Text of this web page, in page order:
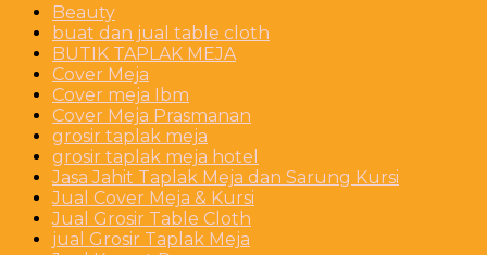
Beauty
buat dan jual table cloth
BUTIK TAPLAK MEJA
Cover Meja
Cover meja Ibm
Cover Meja Prasmanan
grosir taplak meja
grosir taplak meja hotel
Jasa Jahit Taplak Meja dan Sarung Kursi
Jual Cover Meja & Kursi
Jual Grosir Table Cloth
jual Grosir Taplak Meja